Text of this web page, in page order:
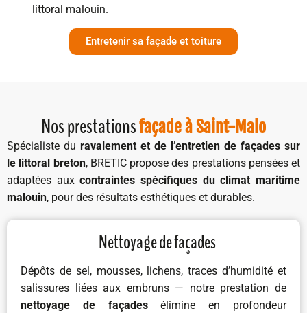
littoral malouin.
Entretenir sa façade et toiture
Nos prestationsfaçade à Saint-Malo
Spécialiste du ravalement et de l’entretien de façades sur
le littoral breton, BRETIC propose des prestations pensées et
adaptées auxcontraintes spécifiques du climat maritime
malouin, pour des résultats esthétiques et durables.
Nettoyage de façades
Dépôts de sel, mousses, lichens, traces d’humidité et
salissures liées aux embruns — notre prestation de
nettoyage de façadesélimine en profondeur